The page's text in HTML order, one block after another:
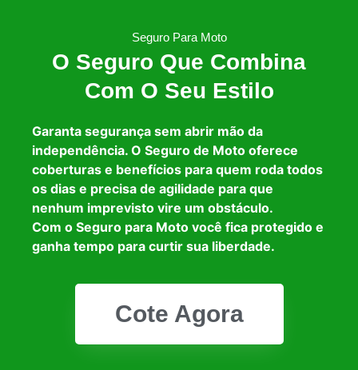
Seguro Para Moto
O Seguro Que Combina
Com O Seu Estilo
Garanta segurança sem abrir mão da
independência. O Seguro de Moto oferece
coberturas e benefícios para quem roda todos
os dias e precisa de agilidade para que
nenhum imprevisto vire um obstáculo.
Com o Seguro para Moto você fica protegido e
ganha tempo para curtir sua liberdade.
Cote Agora